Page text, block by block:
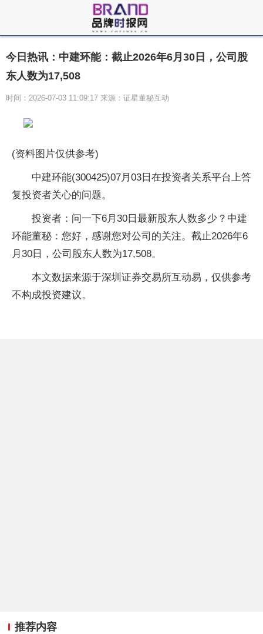
今日热讯：中建环能：截止2026年6月30日，公司股
东人数为17,508
时间：2026-07-03 11:09:17 来源：证星董秘互动
(资料图片仅供参考)
中建环能(300425)07月03日在投资者关系平台上答
复投资者关心的问题。
投资者：问一下6月30日最新股东人数多少？中建
环能董秘：您好，感谢您对公司的关注。截止2026年6
月30日，公司股东人数为17,508。
本文数据来源于深圳证券交易所互动易，仅供参考
不构成投资建议。
推荐内容